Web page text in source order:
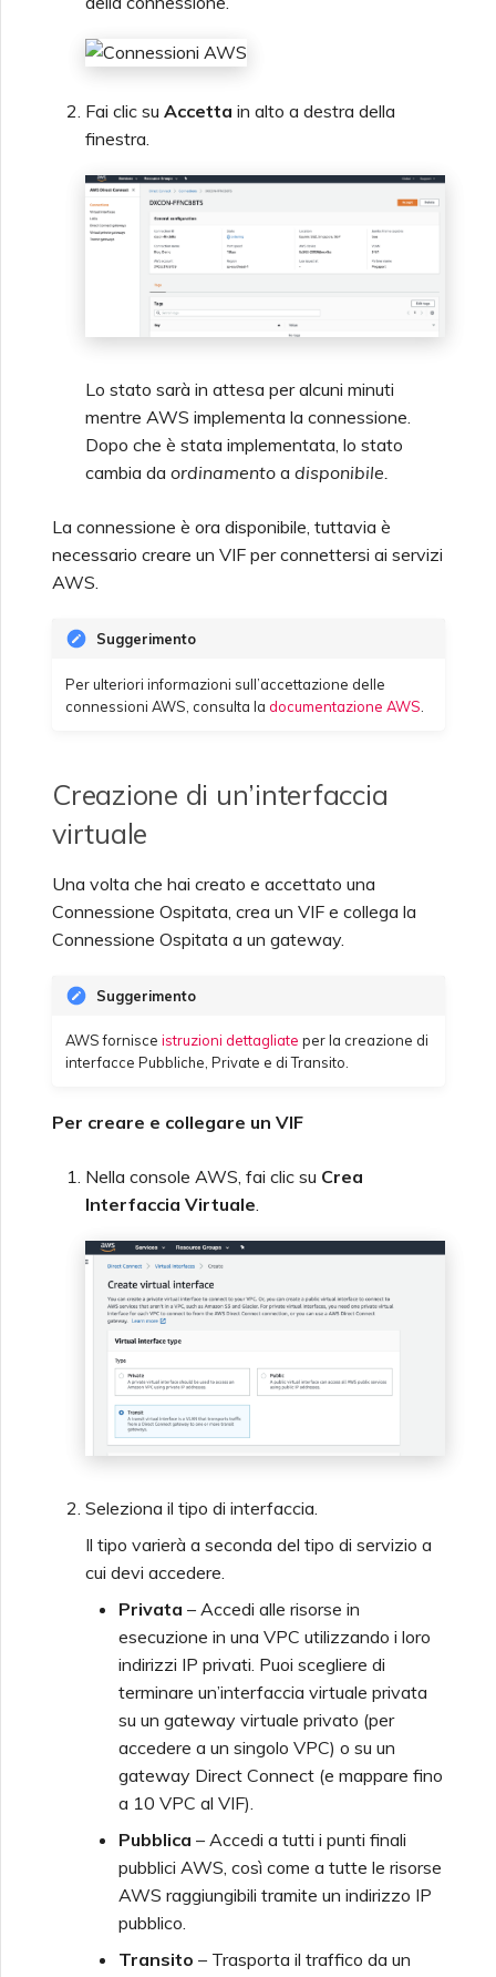
Fai clic su Accetta in alto a destra della
finestra.
Lo stato sarà in attesa per alcuni minuti
mentre AWS implementa la connessione.
Dopo che è stata implementata, lo stato
cambia da ordinamento a disponibile.
La connessione è ora disponibile, tuttavia è
necessario creare un VIF per connettersi ai servizi
AWS.
Suggerimento
Per ulteriori informazioni sull’accettazione delle
connessioni AWS, consulta la documentazione AWS
Creazione di un’interfaccia
virtuale
Una volta che hai creato e accettato una
Connessione Ospitata, crea un VIF e collega la
Connessione Ospitata a un gateway.
Suggerimento
AWS fornisce istruzioni dettagliate per la creazione di
interfacce Pubbliche, Private e di Transito.
Per creare e collegare un VIF
Nella console AWS, fai clic su Crea
Interfaccia Virtuale.
Seleziona il tipo di interfaccia.
Il tipo varierà a seconda del tipo di servizio a
cui devi accedere.
Privata – Accedi alle risorse in
esecuzione in una VPC utilizzando i loro
indirizzi IP privati. Puoi scegliere di
terminare un’interfaccia virtuale privata
su un gateway virtuale privato (per
accedere a un singolo VPC) o su un
gateway Direct Connect (e mappare fino
a 10 VPC al VIF).
Pubblica – Accedi a tutti i punti finali
pubblici AWS, così come a tutte le risorse
AWS raggiungibili tramite un indirizzo IP
pubblico.
Transito – Trasporta il traffico da un